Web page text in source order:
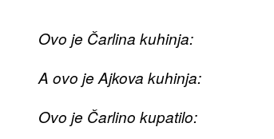
Ovo je Čarlina kuhinja:
A ovo je Ajkova kuhinja:
Ovo je Čarlino kupatilo: